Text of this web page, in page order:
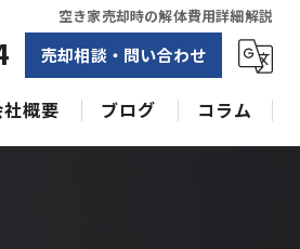
空き家売却時の解体費用詳細解説
売却相談・問い合わせ
社概要 ブログ コラム